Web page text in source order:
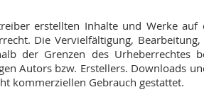
erstellten Inhalte und Werke auf
Die Vervielfältigung,
der Grenzen des Urheberrechtes
Autors bzw. Erstellers. Downloads
kommerziellen Gebrauch gestattet.